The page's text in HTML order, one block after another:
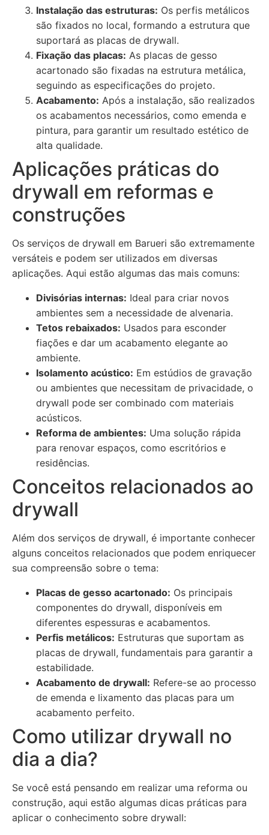
Instalação das estruturas: Os perfis metálicos
são fixados no local, formando a estrutura que
suportará as placas de drywall.
Fixação das placas: As placas de gesso
acartonado são fixadas na estrutura metálica,
seguindo as especificações do projeto.
Acabamento: Após a instalação, são realizados
os acabamentos necessários, como emenda e
pintura, para garantir um resultado estético de
alta qualidade.
Aplicações práticas do
drywall em reformas e
construções
Os serviços de drywall em Barueri são extremamente
versáteis e podem ser utilizados em diversas
aplicações. Aqui estão algumas das mais comuns:
Divisórias internas: Ideal para criar novos
ambientes sem a necessidade de alvenaria.
Tetos rebaixados: Usados para esconder
fiações e dar um acabamento elegante ao
ambiente.
Isolamento acústico: Em estúdios de gravação
ou ambientes que necessitam de privacidade, o
drywall pode ser combinado com materiais
acústicos.
Reforma de ambientes: Uma solução rápida
para renovar espaços, como escritórios e
residências.
Conceitos relacionados ao
drywall
Além dos serviços de drywall, é importante conhecer
alguns conceitos relacionados que podem enriquecer
sua compreensão sobre o tema:
Placas de gesso acartonado: Os principais
componentes do drywall, disponíveis em
diferentes espessuras e acabamentos.
Perfis metálicos: Estruturas que suportam as
placas de drywall, fundamentais para garantir a
estabilidade.
Acabamento de drywall: Refere-se ao processo
de emenda e lixamento das placas para um
acabamento perfeito.
Como utilizar drywall no
dia a dia?
Se você está pensando em realizar uma reforma ou
construção, aqui estão algumas dicas práticas para
aplicar o conhecimento sobre drywall: